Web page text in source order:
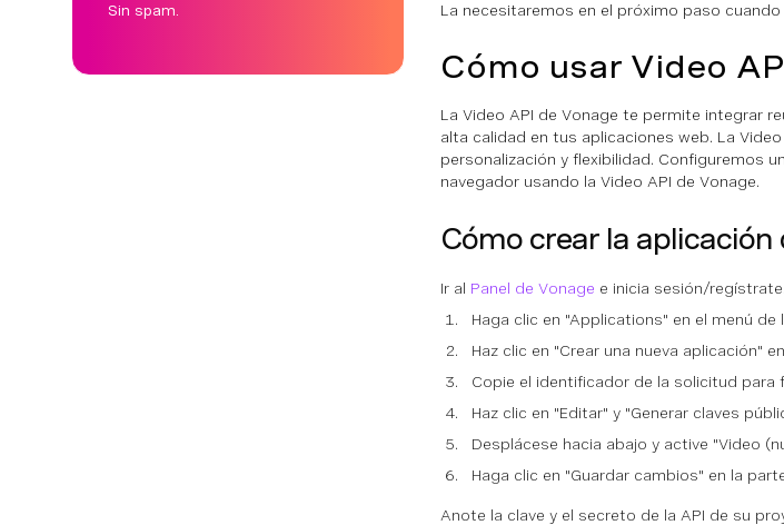
Sin spam.
La necesitaremos en el próximo paso
Cómo usar Video
La Video API de Vonage te permite integrar
alta calidad en tus aplicaciones web. La
personalización y flexibilidad. Configuremos
navegador usando la Video API de Vonage.
Cómo crear la aplicación
Ir al Panel de Vonage e inicia sesión/regístrate.
Haga clic en "Applications" en el menú de
Haz clic en "Crear una nueva aplicación"
Copie el identificador de la solicitud para
Haz clic en "Editar" y "Generar claves
Desplácese hacia abajo y active "Video
Haga clic en "Guardar cambios" en la
Anote la clave y el secreto de la API de su